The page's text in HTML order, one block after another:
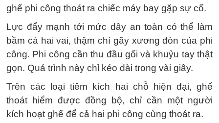
ghế phi công thoát ra chiếc máy bay gặp sự cố.
Lực đẩy mạnh tới mức dây an toàn có thể làm
bầm cả hai vai, thậm chí gãy xương đòn của phi
công. Phi công cần thu đầu gối và khuỷu tay thật
gọn. Quá trình này chỉ kéo dài trong vài giây.
Trên các loại tiêm kích hai chỗ hiện đại, ghế
thoát hiểm được đồng bộ, chỉ cần một người
kích hoạt ghế để cả hai phi công cùng thoát ra.